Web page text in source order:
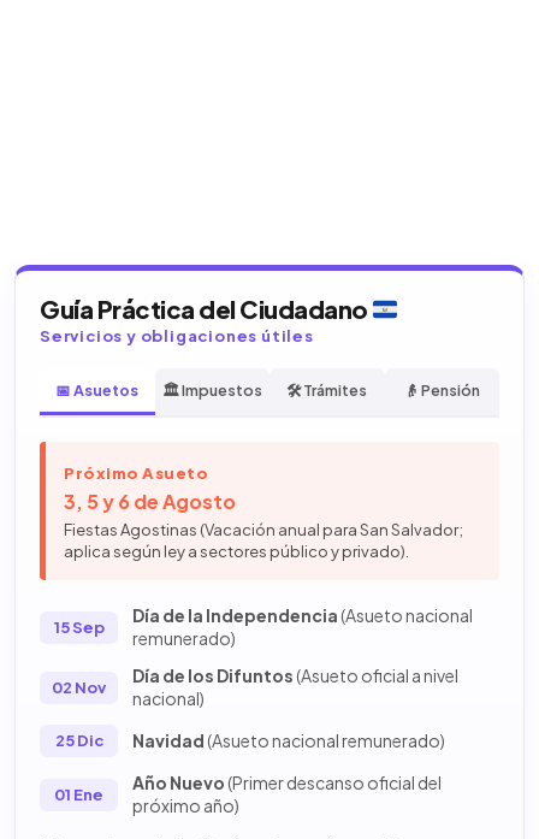
Guía Práctica del Ciudadano
Servicios y obligaciones útiles
📅 Asuetos 🏛️ Impuestos 🛠️ Trámites 👴 Pensión
Próximo Asueto
3, 5 y 6 de Agosto
Fiestas Agostinas (Vacación anual para San Salvador;
aplica según ley a sectores público y privado).
15 Sep
Día de la Independencia(Asueto nacional
remunerado)
02 Nov
Día de los Difuntos(Asueto oficial a nivel
nacional)
25 Dic Navidad(Asueto nacional remunerado)
01 Ene
Año Nuevo(Primer descanso oficial del
próximo año)